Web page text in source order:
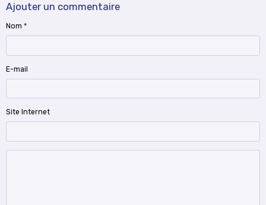
Ajouter un commentaire
Nom
E-mail
Site Internet